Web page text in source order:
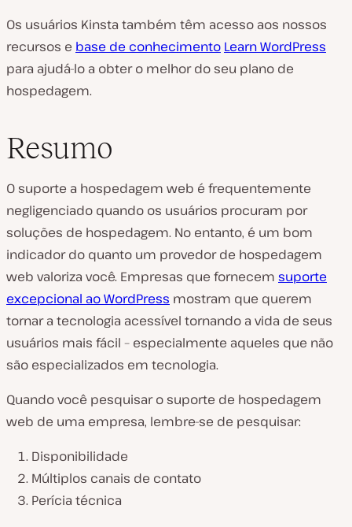
Os usuários Kinsta também têm acesso aos nossos
recursos e base de conhecimento Learn WordPress
para ajudá-lo a obter o melhor do seu plano de
hospedagem.
Resumo
O suporte a hospedagem web é frequentemente
negligenciado quando os usuários procuram por
soluções de hospedagem. No entanto, é um bom
indicador do quanto um provedor de hospedagem
web valoriza você. Empresas que fornecem suporte
excepcional ao WordPress mostram que querem
tornar a tecnologia acessível tornando a vida de seus
usuários mais fácil – especialmente aqueles que não
são especializados em tecnologia.
Quando você pesquisar o suporte de hospedagem
web de uma empresa, lembre-se de pesquisar:
Disponibilidade
Múltiplos canais de contato
Perícia técnica